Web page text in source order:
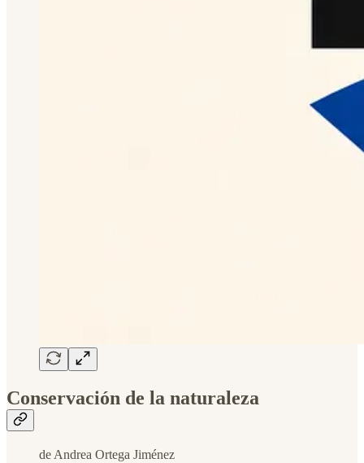
Conservación de la naturaleza
de Andrea Ortega Jiménez